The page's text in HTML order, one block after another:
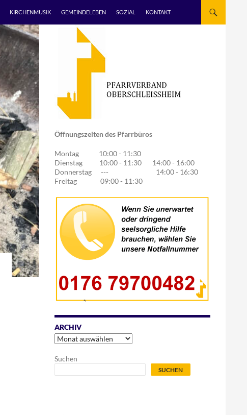
KIRCHENMUSIK GEMEINDELEBEN SOZIAL KONTAKT
Öffnungszeiten des Pfarrbüros
Montag 10:00 - 11:30
Dienstag 10:00 - 11:30 14:00 - 16:00
Donnerstag --- 14:00 - 16:30
Freitag 09:00 - 11:30
ARCHIV
Archiv
Suchen
SUCHEN